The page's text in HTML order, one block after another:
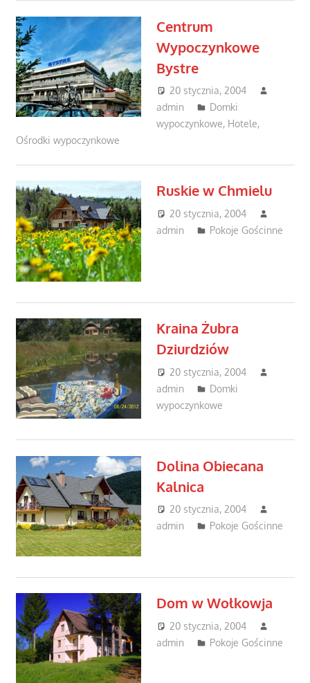
Centrum
Wypoczynkowe
Bystre
20 stycznia, 2004
admin
Domki
wypoczynkowe, Hotele,
Ośrodki wypoczynkowe
Ruskie w Chmielu
20 stycznia, 2004
admin
Pokoje Gościnne
Kraina Żubra
Dziurdziów
20 stycznia, 2004
admin
Domki
wypoczynkowe
Dolina Obiecana
Kalnica
20 stycznia, 2004
admin
Pokoje Gościnne
Dom w Wołkowja
20 stycznia, 2004
admin
Pokoje Gościnne